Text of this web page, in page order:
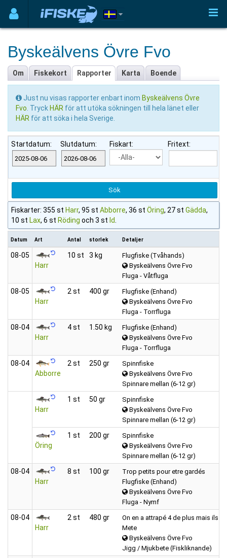
Byskeälvens Övre Fvo
Om Fiskekort Rapporter Karta Boende
Just nu visas rapporter enbart inom Byskeälvens Övre
Fvo . Tryck HÄR för att utöka sökningen till hela länet eller
HÄR för att söka i hela Sverige.
Startdatum: Slutdatum: Fiskart: Fritext:
Fiskarter: 355 st Harr, 95 st Abborre, 36 st Öring, 27 st Gädda,
10 st Lax, 6 st Röding och 3 st Id
Datum Art Antal storlek Detaljer
08‑05
Harr
10 st 3 kg
Flugfiske (Tvåhands)
Byskeälvens Övre Fvo
Fluga - Våtfluga
08‑05
Harr
2 st 400 gr
Flugfiske (Enhand)
Byskeälvens Övre Fvo
Fluga - Torrfluga
08‑04
Harr
4 st 1.50 kg
Flugfiske (Enhand)
Byskeälvens Övre Fvo
Fluga - Torrfluga
08‑04
Abborre
2 st 250 gr
Spinnfiske
Byskeälvens Övre Fvo
Spinnare mellan (6-12 gr)
Harr
1 st 50 gr
Spinnfiske
Byskeälvens Övre Fvo
Spinnare mellan (6-12 gr)
Öring
1 st 200 gr
Spinnfiske
Byskeälvens Övre Fvo
Spinnare mellan (6-12 gr)
08‑04
Harr
8 st 100 gr
Trop petits pour etre gardés
Flugfiske (Enhand)
Byskeälvens Övre Fvo
Fluga - Nymf
08‑04
Harr
2 st 480 gr
On en a attrapé 4 de plus mais ils
Mete
Byskeälvens Övre Fvo
Jigg / Mjukbete (Fiskliknande)